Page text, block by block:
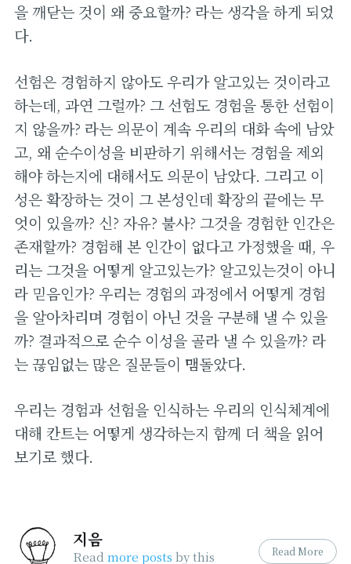
을 깨닫는 것이 왜 중요할까? 라는 생각을 하게 되었
다.
선험은 경험하지 않아도 우리가 알고있는 것이라고
하는데, 과연 그럴까? 그 선험도 경험을 통한 선험이
지 않을까? 라는 의문이 계속 우리의 대화 속에 남았
고, 왜 순수이성을 비판하기 위해서는 경험을 제외
해야 하는지에 대해서도 의문이 남았다. 그리고 이
성은 확장하는 것이 그 본성인데 확장의 끝에는 무
엇이 있을까? 신? 자유? 불사? 그것을 경험한 인간은
존재할까? 경험해 본 인간이 없다고 가정했을 때, 우
리는 그것을 어떻게 알고있는가? 알고있는것이 아니
라 믿음인가? 우리는 경험의 과정에서 어떻게 경험
을 알아차리며 경험이 아닌 것을 구분해 낼 수 있을
까? 결과적으로 순수 이성을 골라 낼 수 있을까? 라
는 끊임없는 많은 질문들이 맴돌았다.
우리는 경험과 선험을 인식하는 우리의 인식체계에
대해 칸트는 어떻게 생각하는지 함께 더 책을 읽어
보기로 했다.
지음
Readmore posts by this
Read More